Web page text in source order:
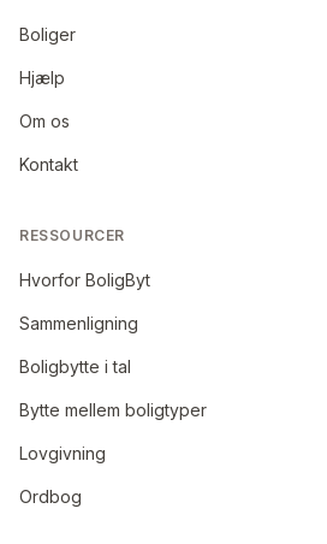
Boliger
Hjælp
Om os
Kontakt
RESSOURCER
Hvorfor BoligByt
Sammenligning
Boligbytte i tal
Bytte mellem boligtyper
Lovgivning
Ordbog